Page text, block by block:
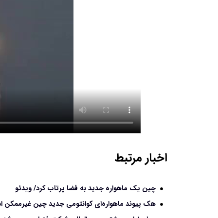
اخبار مرتبط
چین یک ماهواره جدید به فضا پرتاب کرد/ ویدئو
هک پیوند ماهواره‌ای کوانتومی جدید چین غیرممکن